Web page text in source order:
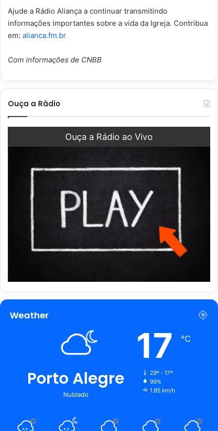
Ajude a Rádio Aliança a continuar transmitindo
informações importantes sobre a vida da Igreja. Contribua
em: alianca.fm.br
Com informações de CNBB
Ouça a Rádio
Ouça a Rádio ao Vivo
Weather
Porto Alegre
Nublado
17 ℃
29º - 17º
99%
1.85 km/h